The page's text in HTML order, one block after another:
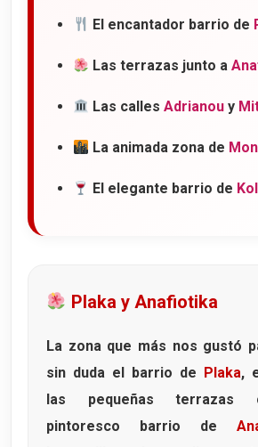
El encantador barrio de
Las terrazas junto a
Las callesAdrianou y
La animada zona de
El elegante barrio de
Plaka y Anafiotika
La zona que más nos gustó
sin duda el barrio de
Plaka,
las pequeñas terrazas
pintoresco barrio de